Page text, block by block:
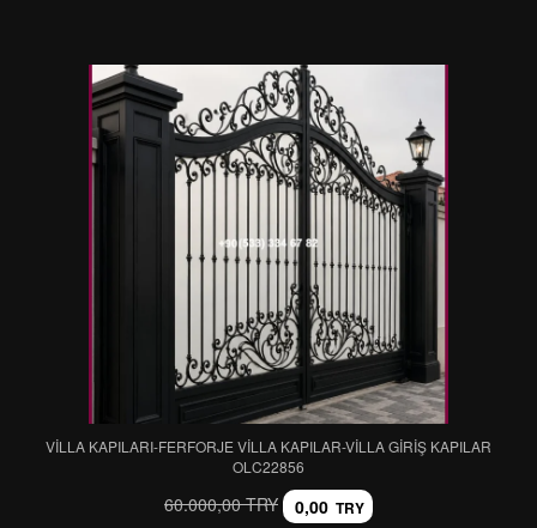
VİLLA KAPILARI-FERFORJE VİLLA KAPILAR-VİLLA GİRİŞ KAPILAR
OLC22856
60.000,00 TRY 0,00 TRY